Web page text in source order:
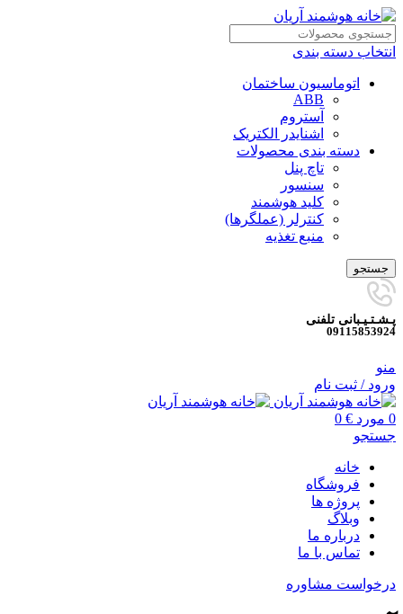
انتخاب دسته بندی
اتوماسیون ساختمان
ABB
آستروم
اشنایدر الکتریک
دسته بندی محصولات
تاچ پنل
سنسور
کلید هوشمند
کنترلر (عملگرها)
منبع تغذیه
جستجو
پـشـتـیـبانی تلفنی
09115853924
منو
ورود / ثبت نام
0 مورد 0 €
جستجو
خانه
فروشگاه
پروژه ها
وبلاگ
درباره ما
تماس با ما
درخواست مشاوره